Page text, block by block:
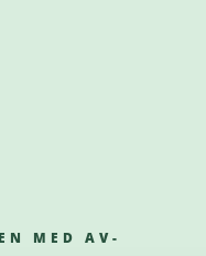
MED AV-